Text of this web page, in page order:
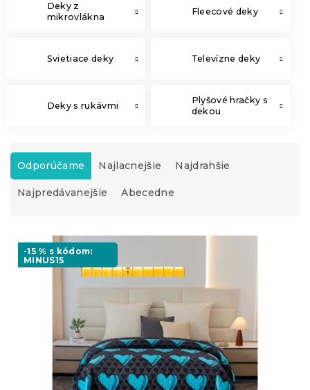
Deky z
mikrovlákna
Fleecové deky
Svietiace deky Televízne deky
Deky s rukávmi
Plyšové hračky s
dekou
R
a
d
e
e
Odporúčame Najlacnejšie Najdrahšie
Najpredávanejšie Abecedne
p
-15 % s kódom:
MINUS15